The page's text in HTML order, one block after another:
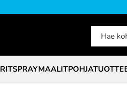
SPRAYMAALIT